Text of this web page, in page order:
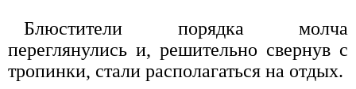
Блюстители порядка молча
переглянулись и, решительно свернув с
тропинки, стали располагаться на отдых.